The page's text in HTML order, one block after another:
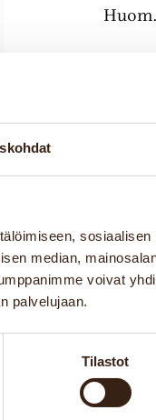
median,
voivat
palvelujaan.
Tilastot